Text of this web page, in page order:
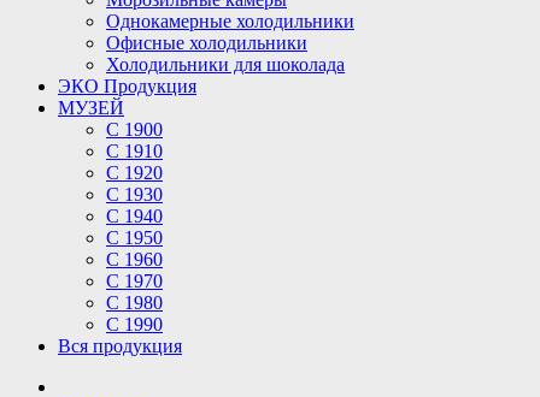
Однокамерные холодильники
Офисные холодильники
Холодильники для шоколада
ЭКО Продукция
МУЗЕЙ
С 1900
С 1910
C 1920
С 1930
С 1940
С 1950
С 1960
С 1970
С 1980
С 1990
Вся продукция